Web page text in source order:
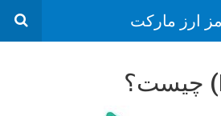
ارز مارکت